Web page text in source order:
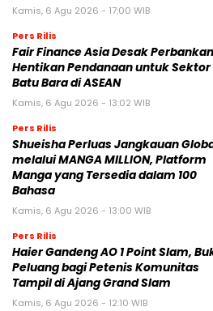
Kamis, 6 Agu 2026 - 17:00 WIB
Pers Rilis
Fair Finance Asia Desak Perbankan
Hentikan Pendanaan untuk Sektor
Batu Bara di ASEAN
Kamis, 6 Agu 2026 - 13:02 WIB
Pers Rilis
Shueisha Perluas Jangkauan
melalui MANGA MILLION, Platform
Manga yang Tersedia dalam 100
Bahasa
Kamis, 6 Agu 2026 - 13:00 WIB
Pers Rilis
Haier Gandeng AO 1 Point Slam,
Peluang bagi Petenis Komunitas
Tampil di Ajang Grand Slam
Kamis, 6 Agu 2026 - 12:10 WIB